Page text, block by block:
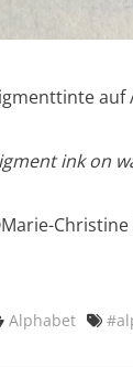
auf
ink on
Christine
Categories
Alphabet